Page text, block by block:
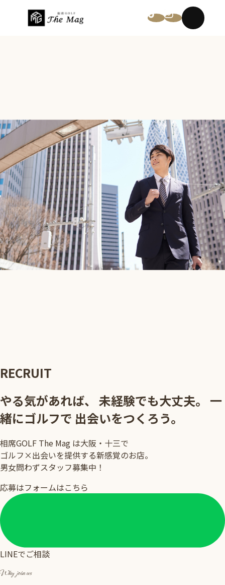
RECRUIT
やる気があれば、 未経験でも大丈夫。 一
緒にゴルフで 出会いをつくろう。
相席GOLF The Mag は大阪・十三で
ゴルフ×出会いを提供する新感覚のお店。
男女問わずスタッフ募集中！
応募はフォームはこちら
LINEでご相談
Why join us